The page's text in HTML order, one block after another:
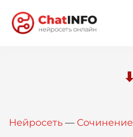
Вход
Нейросеть — Сочинение